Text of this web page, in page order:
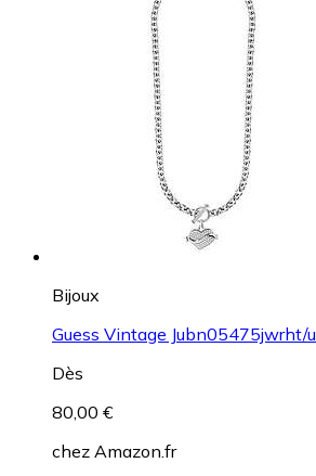
Bijoux
Guess Vintage Jubn05475jwrht/u
Dès
80,00 €
chez Amazon.fr